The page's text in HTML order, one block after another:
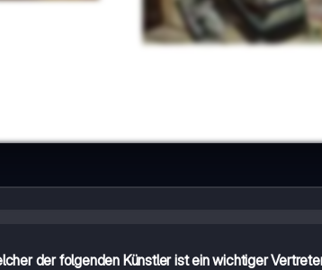
der folgenden Künstler ist ein wichtiger